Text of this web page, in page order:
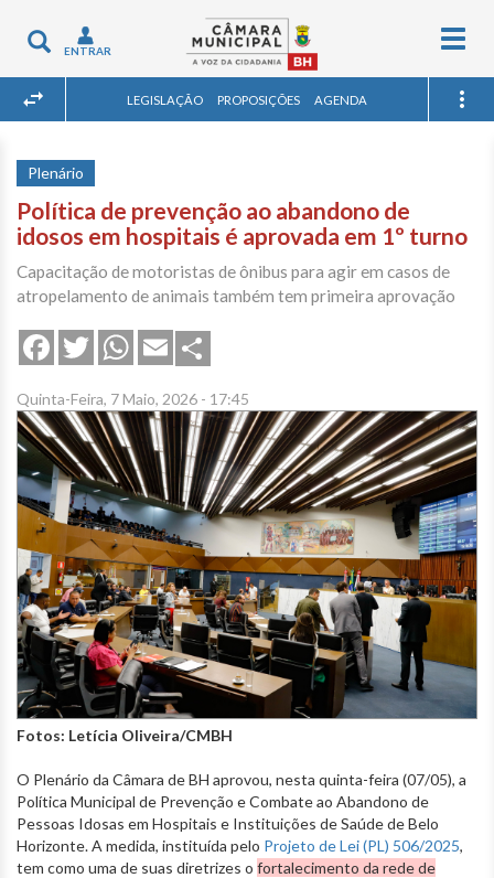
Toggle
navigation
ENTRAR
LEGISLAÇÃO PROPOSIÇÕES AGENDA
Plenário
Política de prevenção ao abandono de
idosos em hospitais é aprovada em 1º turno
Capacitação de motoristas de ônibus para agir em casos de
atropelamento de animais também tem primeira aprovação
FacebookTwitterWhatsApp
Email
Quinta-Feira, 7 Maio, 2026 - 17:45
Fotos: Letícia Oliveira/CMBH
O Plenário da Câmara de BH aprovou, nesta quinta-feira (07/05), a
Política Municipal de Prevenção e Combate ao Abandono de
Pessoas Idosas em Hospitais e Instituições de Saúde de Belo
Horizonte. A medida, instituída pelo Projeto de Lei (PL) 506/2025,
tem como uma de suas diretrizes o fortalecimento da rede de